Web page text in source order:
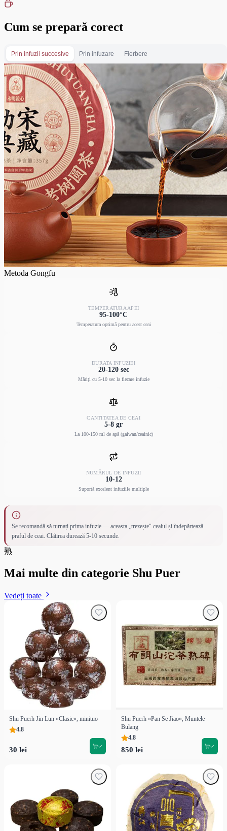
Cum se prepară corect
Prin infuzii succesive Prin infuzare Fierbere
Metoda Gongfu
TEMPERATURA APEI
95-100°C
Temperatura optimă pentru acest ceai
DURATA INFUZIEI
20-120 sec
Măriți cu 5-10 sec la fiecare infuzie
CANTITATEA DE CEAI
5-8 gr
La 100-150 ml de apă (gaiwan/ceainic)
NUMĂRUL DE INFUZII
10-12
Suportă excelent infuziile multiple
Se recomandă să turnați prima infuzie — aceasta „trezește" ceaiul și îndepărtează
praful de ceai. Clătirea durează 5-10 secunde.
熟
Mai multe din categorie Shu Puer
Vedeți toate
Shu Puerh Jin Lun «Clasic», minituo
4.8
30 lei
Shu Puerh «Pan Se Jiao», Muntele
Bulang
4.8
850 lei